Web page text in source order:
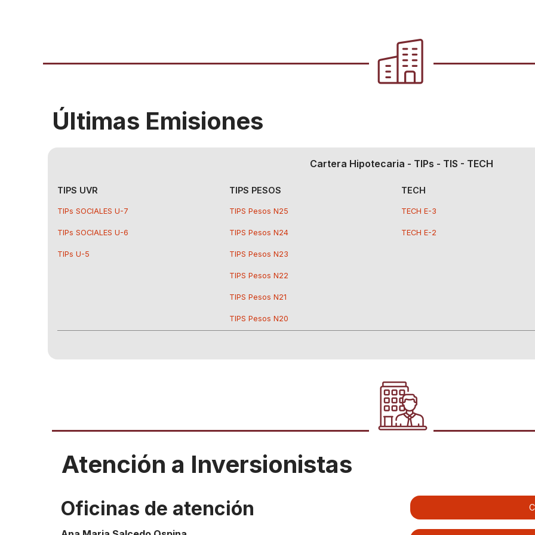
Últimas Emisiones
Cartera Hipotecaria - TIPs - TIS - TECH
TIPS UVR
TIPs SOCIALES U-7
TIPs SOCIALES U-6
TIPs U-5
TIPS PESOS
TIPS Pesos N25
TIPS Pesos N24
TIPS Pesos N23
TIPS Pesos N22
TIPS Pesos N21
TIPS Pesos N20
TECH
TECH E-3
TECH E-2
Atención a Inversionistas
Oficinas de atención